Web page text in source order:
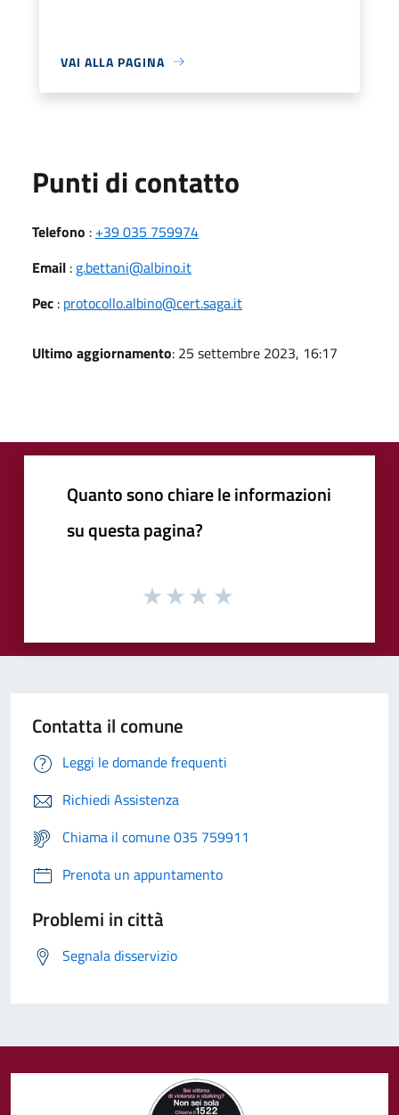
VAI ALLA PAGINA
Punti di contatto
Telefono : +39 035 759974
Email : g.bettani@albino.it
Pec : protocollo.albino@cert.saga.it
Ultimo aggiornamento: 25 settembre 2023, 16:17
Quanto sono chiare le informazioni
su questa pagina?
Contatta il comune
Leggi le domande frequenti
Richiedi Assistenza
Chiama il comune 035 759911
Prenota un appuntamento
Problemi in città
Segnala disservizio